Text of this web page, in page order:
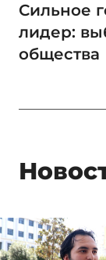
Сильное
лидер:
общества